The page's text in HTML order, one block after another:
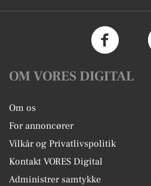
OM VORES DIGITAL
Om os
For annoncører
Vilkår og Privatlivspolitik
Kontakt VORES Digital
Administrer samtykke